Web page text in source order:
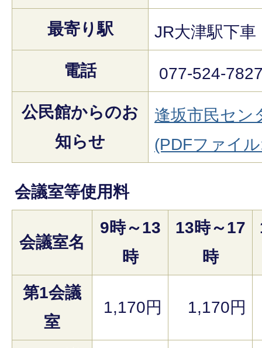
最寄り駅 JR大津駅下
電話 077-524-
公民館からのお
知らせ
逢坂市民セン
(PDFファイ
会議室等使用料
会議室名
9時～13
時
13時～17
時
第1会議
室
1,170円 1,170円